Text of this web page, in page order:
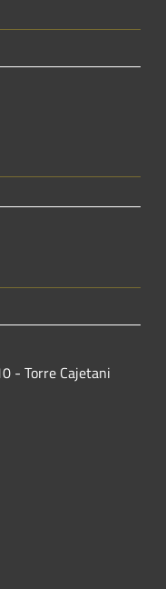
- Torre Cajetani